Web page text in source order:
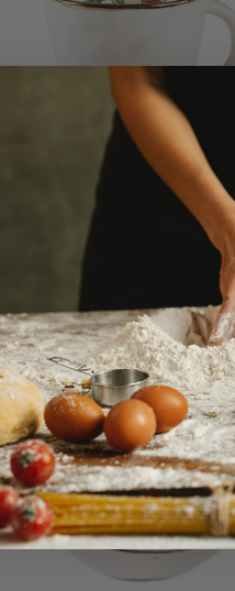
Jul-mugg Rudolf 1st
229 kr